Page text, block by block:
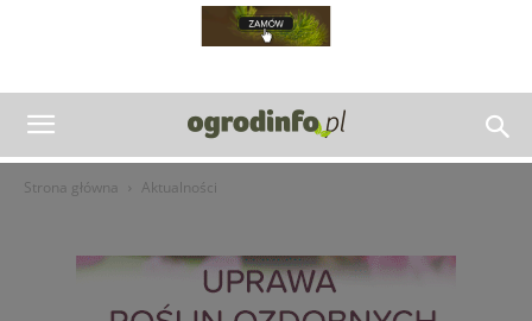
Strona główna Aktualności